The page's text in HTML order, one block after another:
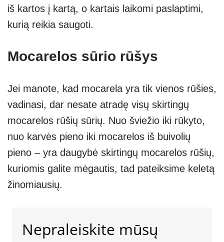
iš kartos į kartą, o kartais laikomi paslaptimi,
kurią reikia saugoti.
Mocarelos sūrio rūšys
Jei manote, kad mocarela yra tik vienos rūšies,
vadinasi, dar nesate atradę visų skirtingų
mocarelos rūšių sūrių. Nuo šviežio iki rūkyto,
nuo karvės pieno iki mocarelos iš buivolių
pieno – yra daugybė skirtingų mocarelos rūšių,
kuriomis galite mėgautis, tad pateiksime keletą
žinomiausių.
Nepraleiskite mūsų